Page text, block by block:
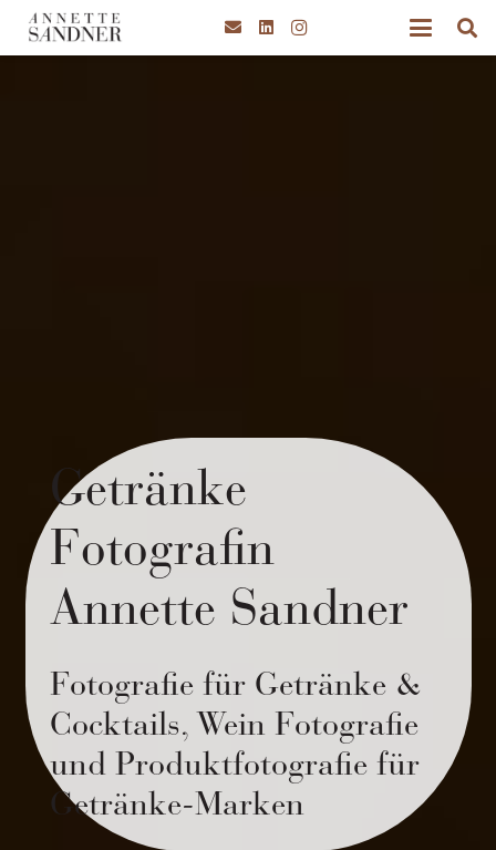
Getränke
Fotografin
Annette Sandner
Fotografie für Getränke &
Cocktails, Wein Fotografie
und Produktfotografie für
Getränke-Marken